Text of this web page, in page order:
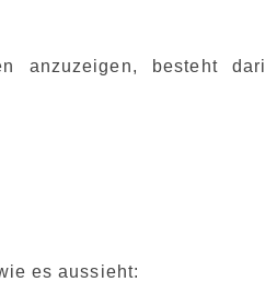
anzuzeigen, besteht
es aussieht: